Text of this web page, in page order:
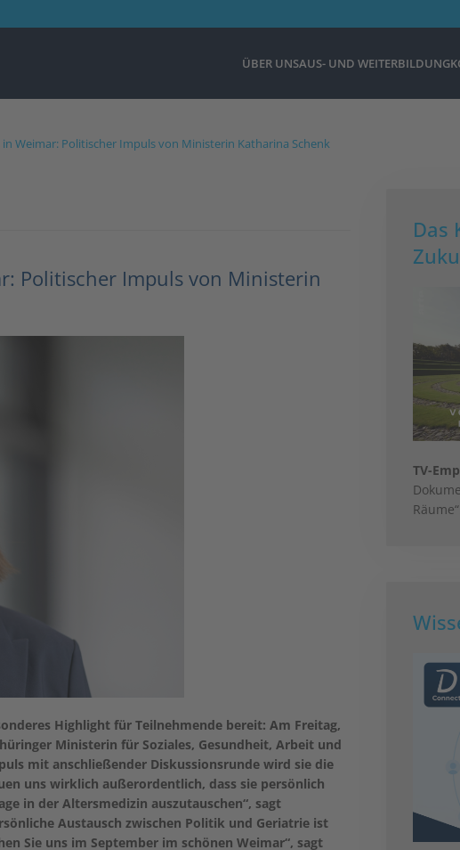
ÜBER UNSAUS- UND WEITERBILDUNG
Weimar: Politischer Impuls von Ministerin Katharina Schenk
Politischer Impuls von Ministerin
Highlight für Teilnehmende bereit: Am Freitag,
Ministerin für Soziales, Gesundheit, Arbeit und
mit anschließender Diskussionsrunde wird sie die
uns wirklich außerordentlich, dass sie persönlich
in der Altersmedizin auszutauschen“, sagt
Austausch zwischen Politik und Geriatrie ist
Sie uns im September im schönen Weimar“, sagt
Das
TV-
Räume“.